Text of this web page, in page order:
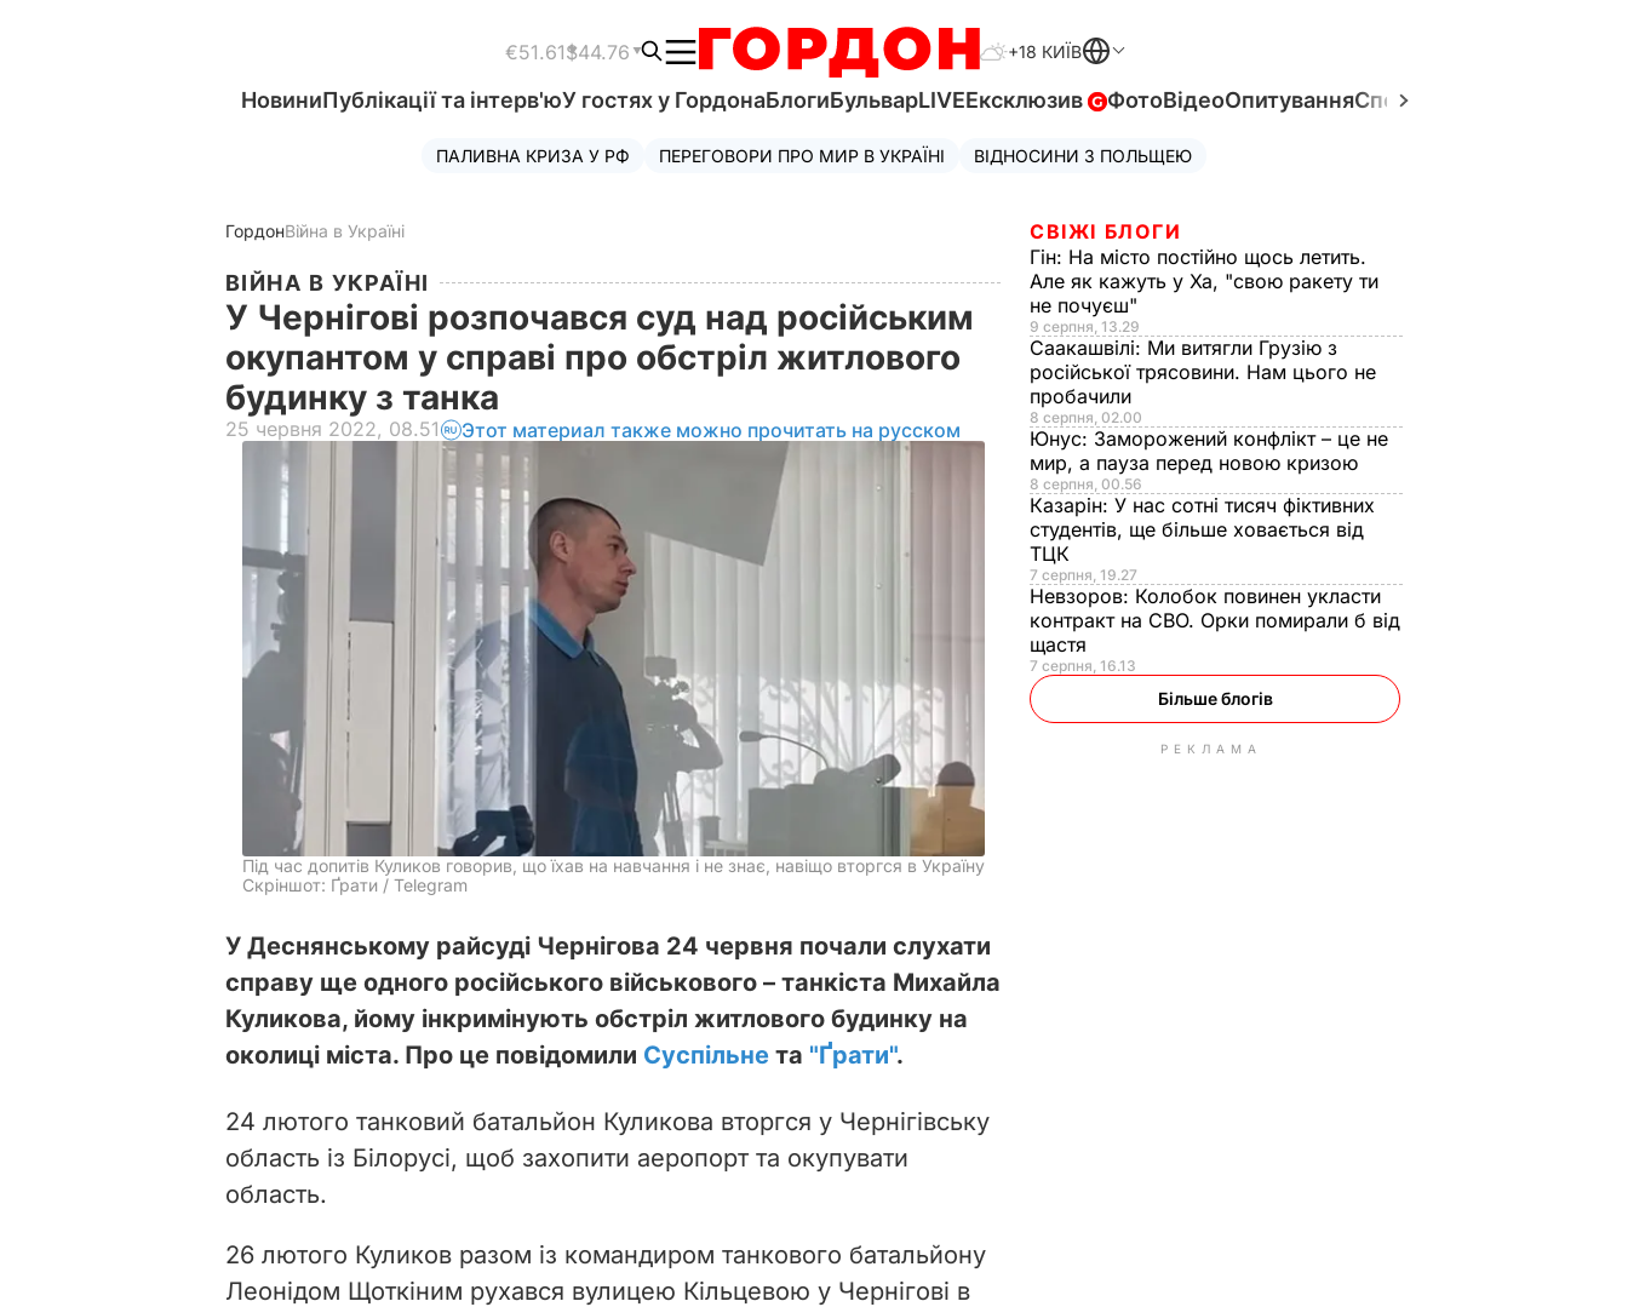
€51.61$44.76 +18 КИЇВ
НовиниПублікації та інтерв'юУ гостях у ГордонаБлогиБульварLIVEЕксклюзив ФотоВідеоОпитуванняСпецпроєкти
ПАЛИВНА КРИЗА У РФ ПЕРЕГОВОРИ ПРО МИР В УКРАЇНІ ВІДНОСИНИ З ПОЛЬЩЕЮ
ГордонВійна в Україні
ВІЙНА В УКРАЇНІ
У Чернігові розпочався суд над російським
окупантом у справі про обстріл житлового
будинку з танка
25 червня 2022, 08.51 Этот материал также можно прочитать на русском
Під час допитів Куликов говорив, що їхав на навчання і не знає, навіщо вторгся в Україну
Скріншот: Ґрати / Telegram
У Деснянському райсуді Чернігова 24 червня почали слухати
справу ще одного російського військового – танкіста Михайла
Куликова, йому інкримінують обстріл житлового будинку на
околиці міста. Про це повідомили Суспільне та "Ґрати".
24 лютого танковий батальйон Куликова вторгся у Чернігівську
область із Білорусі, щоб захопити аеропорт та окупувати
область.
26 лютого Куликов разом із командиром танкового батальйону
Леонідом Щоткіним рухався вулицею Кільцевою у Чернігові в
СВІЖІ БЛОГИ
Гін: На місто постійно щось летить.
Але як кажуть у Ха, "свою ракету ти
не почуєш"
9 серпня, 13.29
Саакашвілі: Ми витягли Грузію з
російської трясовини. Нам цього не
пробачили
8 серпня, 02.00
Юнус: Заморожений конфлікт – це не
мир, а пауза перед новою кризою
8 серпня, 00.56
Казарін: У нас сотні тисяч фіктивних
студентів, ще більше ховається від
ТЦК
7 серпня, 19.27
Невзоров: Колобок повинен укласти
контракт на СВО. Орки помирали б від
щастя
7 серпня, 16.13
Більше блогів
РЕКЛАМА